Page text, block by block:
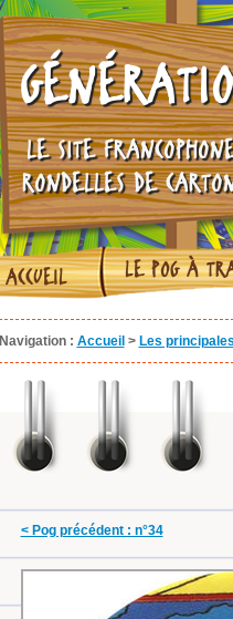
LE SITE
RONDELLES DE
ACCUEIL LE POG À
Navigation : Accueil > Les
< Pog précédent : n°34